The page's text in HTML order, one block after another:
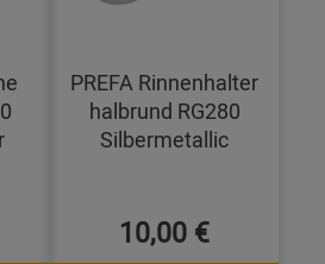
PREFA Rinnenhalter
halbrund RG280
Silbermetallic
10,00 €